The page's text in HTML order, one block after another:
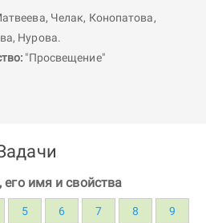
, Челак, Конопатова,
, Нурова.
"Просвещение"
имя и свойства
5 6 7 8 9